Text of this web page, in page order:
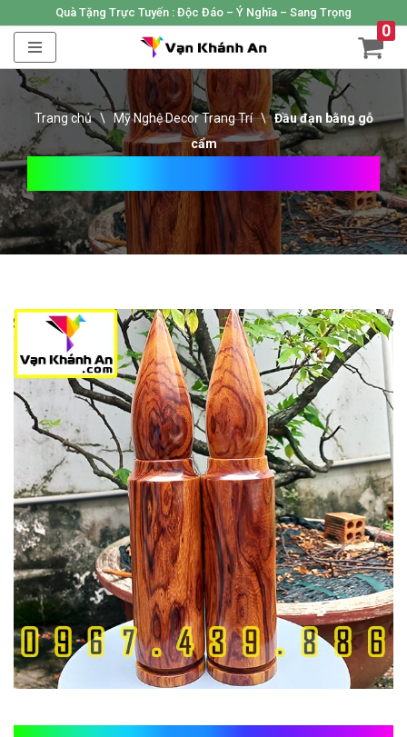
Skip
to
content
Quà Tặng Trực Tuyến : Độc Đáo – Ý Nghĩa – Sang Trọng
0
Trang chủ\Mỹ Nghệ Decor Trang Trí\Đầu đạn bằng gỗ
cẩm